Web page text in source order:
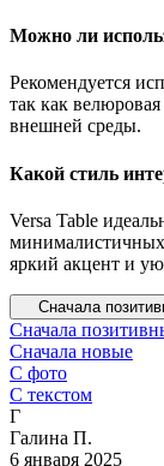
Можно ли
Рекомендуется
так как
внешней среды.
Какой стиль
Versa Table
минималистичных
яркий акцент и
Сначала
Сначала
Сначала новые
С фото
С текстом
Г
Галина П.
6 января 2025